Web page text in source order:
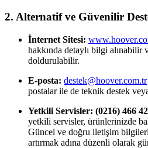
2. Alternatif ve Güvenilir
İnternet Sitesi:
hakkında detaylı bilgi alınabilir
doldurulabilir.
E-posta: destek@hoover.com.tr
postalar ile de teknik destek
Yetkili Servisler: (0216) 466
yetkili servisler, ürünlerinizde
Güncel ve doğru iletişim
artırmak adına düzenli olarak